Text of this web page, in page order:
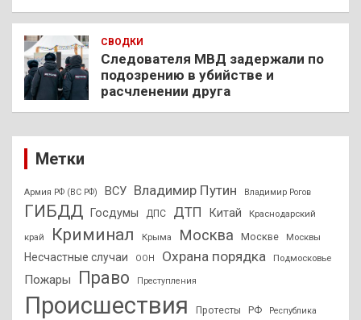
СВОДКИ
Следователя МВД задержали по
подозрению в убийстве и
расчленении друга
Метки
Армия РФ (ВС РФ) ВСУ Владимир Путин Владимир Рогов
ГИБДД Госдумы ДПС ДТП Китай Краснодарский
край Криминал Крыма Москва Москве Москвы
Несчастные случаи ООН Охрана порядка Подмосковье
Пожары Право Преступления
Происшествия Протесты РФ Республика